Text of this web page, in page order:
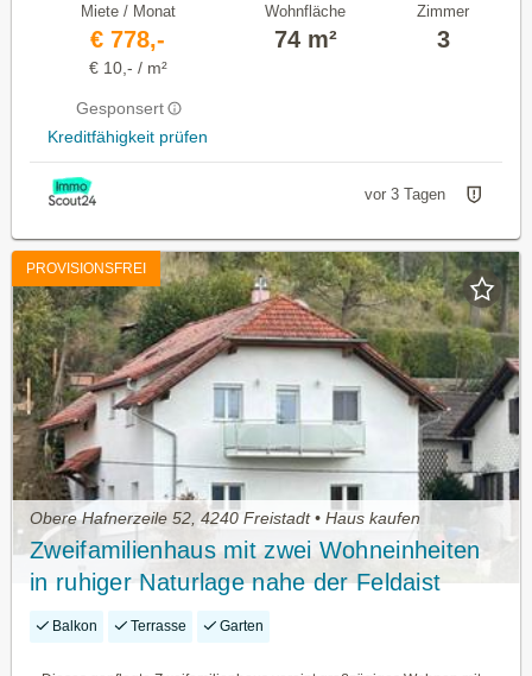
Miete / Monat
€ 778,-
€ 10,- / m²
Gesponsert
Kreditfähigkeit prüfen
Wohnfläche
74 m²
Zimmer
3
vor 3 Tagen
PROVISIONSFREI
Obere Hafnerzeile 52, 4240 Freistadt • Haus kaufen
Zweifamilienhaus mit zwei Wohneinheiten
in ruhiger Naturlage nahe der Feldaist
Balkon Terrasse Garten